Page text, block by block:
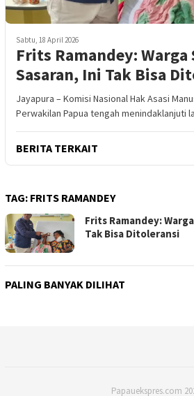
Sabtu, 18 April 2026
Frits Ramandey: Warga
Sasaran, Ini Tak Bisa
Jayapura – Komisi Nasional Hak Asasi
Perwakilan Papua tengah menindaklanjuti
BERITA TERKAIT
TAG: FRITS RAMANDEY
Frits Ramandey:
Tak Bisa Ditoleransi
PALING BANYAK DILIHAT
Papauekspres.com